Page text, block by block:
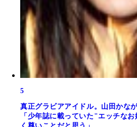
5
真正グラビアアイドル。山田かな
「少年誌に載っていた"エッチな